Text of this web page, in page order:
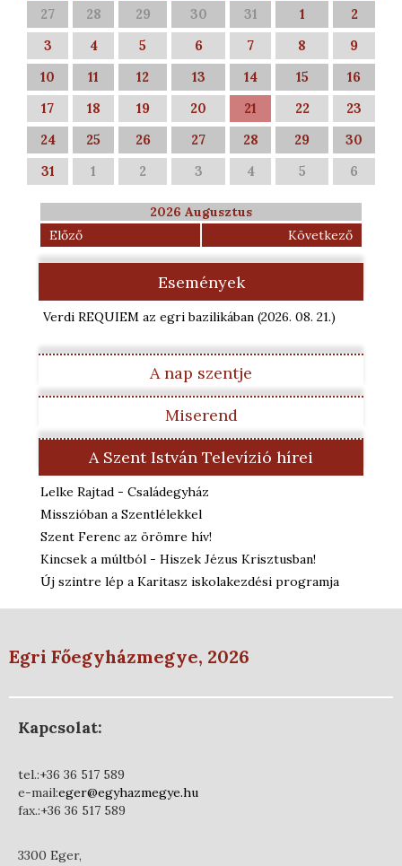
27 28 29 30 31 1
2
3
4 5 6 7 8
9
10
11 12 13 14 15
16
17
18 19 20 21 22
23
24
25 26 27 28 29
30
31
1 2 3 4 5 6
2026 Augusztus
Előző
Következő
Események
Verdi REQUIEM az egri bazilikában (2026. 08. 21.)
A nap szentje
Miserend
A Szent István Televízió hírei
Lelke Rajtad - Családegyház
Misszióban a Szentlélekkel
Szent Ferenc az örömre hív!
Kincsek a múltból - Hiszek Jézus Krisztusban!
Új szintre lép a Karitasz iskolakezdési programja
Egri Főegyházmegye, 2026
Kapcsolat:
tel.:+36 36 517 589
e-mail:eger@egyhazmegye.hu
fax.:+36 36 517 589
3300 Eger,